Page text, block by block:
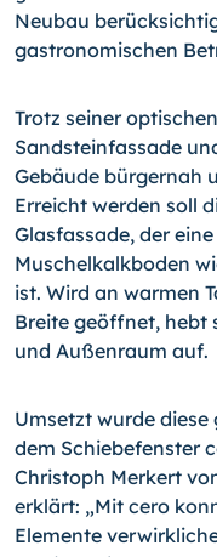
Neubau
gastronomischen
Trotz seiner
Sandsteinfassade
Gebäude bürgernah
Erreicht werden soll
Glasfassade, der
Muschelkalkboden
ist. Wird an warmen
Breite geöffnet, hebt
und Außenraum auf.
Umsetzt wurde
dem Schiebefenster
Christoph Merkert
erklärt: „Mit cero
Elemente